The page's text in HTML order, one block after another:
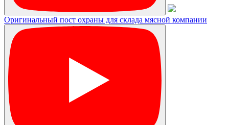
Оригинальный пост охраны для склада мясной компании